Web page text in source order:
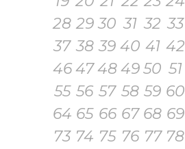
28 29 30 31 32 33
37 38 39 40 41 42
46 474849 50 51
55 56 57 58 59 60
64 65 66 67 68 69
73 74 75 76 77 78